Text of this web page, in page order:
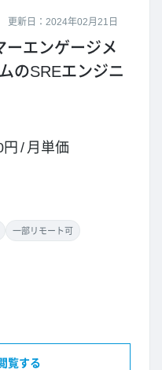
更新日：2024年02月21日
ーエンゲージメ
のSREエンジニ
/ 月単価
一部リモート可
覧する